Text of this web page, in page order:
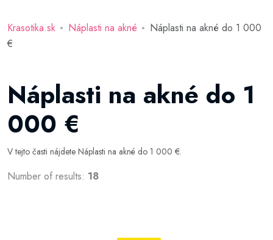
Krasotika.sk Náplasti na akné
Náplasti na akné do 1 000
€
Náplasti na akné do 1
000 €
V tejto časti nájdete Náplasti na akné do 1 000 €.
Number of results: 18